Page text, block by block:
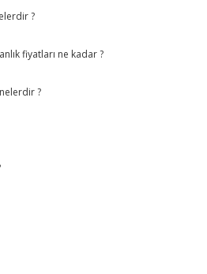
?
fiyatları ne kadar ?
?